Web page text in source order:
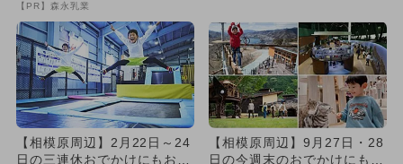
【PR】森永乳業
【相模原周辺】2月22日～24
日の三連休おでかけにもおす
【相模原周辺】9月27日・28
日の今週末のおでかけにもお